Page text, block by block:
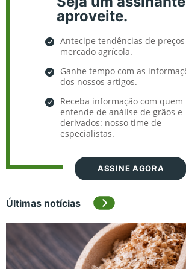
aproveite.
Antecipe tendências de
mercado agrícola.
Ganhe tempo com as
dos nossos artigos.
Receba informação com quem
entende de análise de grãos e
derivados: nosso time de
especialistas.
ASSINE AGORA
Últimas notícias